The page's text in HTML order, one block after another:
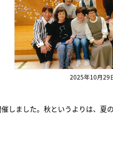
2025年10月29
しました。秋というよりは、夏